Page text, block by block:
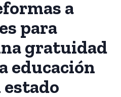
a
para
gratuidad
educación